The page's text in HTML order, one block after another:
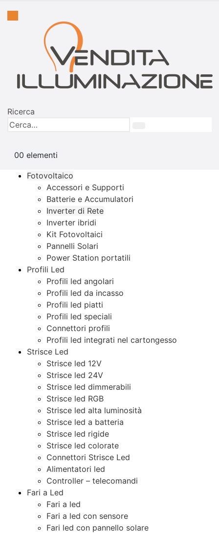
Ricerca
00 elementi
Fotovoltaico
Accessori e Supporti
Batterie e Accumulatori
Inverter di Rete
Inverter ibridi
Kit Fotovoltaici
Pannelli Solari
Power Station portatili
Profili Led
Profili led angolari
Profili led da incasso
Profili led piatti
Profili led speciali
Connettori profili
Profili led integrati nel cartongesso
Strisce Led
Strisce led 12V
Strisce led 24V
Strisce led dimmerabili
Strisce led RGB
Strisce led alta luminosità
Strisce led a batteria
Strisce led rigide
Strisce led colorate
Connettori Strisce Led
Alimentatori led
Controller – telecomandi
Fari a Led
Fari a led
Fari a led con sensore
Fari led con pannello solare